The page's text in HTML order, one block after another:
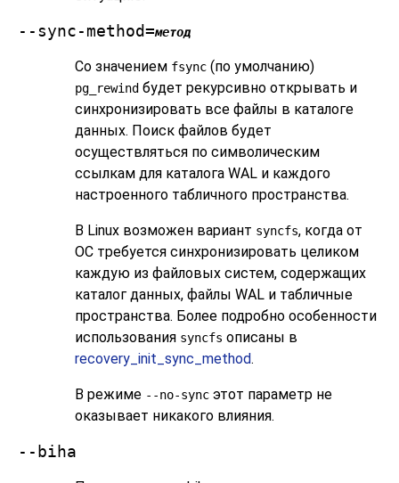
--sync-method=метод
Со значением fsync (по умолчанию)
pg_rewind будет рекурсивно открывать и
синхронизировать все файлы в каталоге
данных. Поиск файлов будет
осуществляться по символическим
ссылкам для каталога WAL и каждого
настроенного табличного пространства.
В Linux возможен вариант syncfs, когда от
ОС требуется синхронизировать целиком
каждую из файловых систем, содержащих
каталог данных, файлы WAL и табличные
пространства. Более подробно особенности
использования syncfs описаны в
recovery_init_sync_method.
В режиме --no-sync этот параметр не
оказывает никакого влияния.
--biha